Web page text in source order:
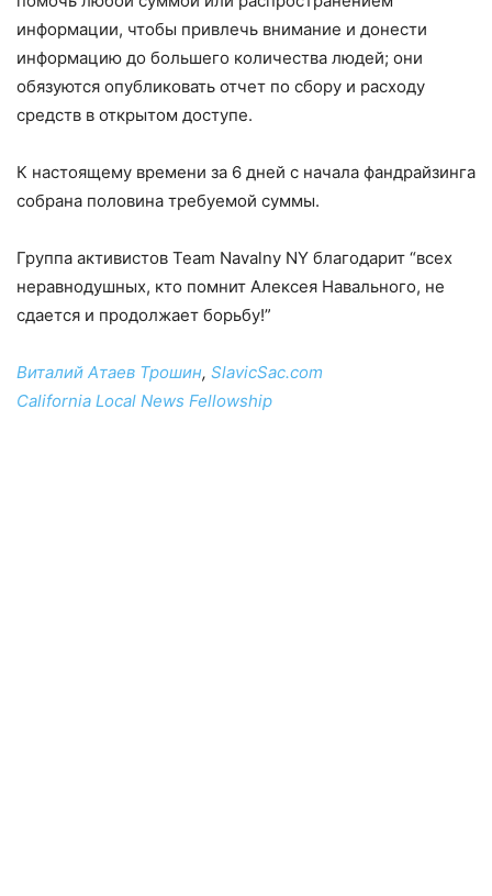
информации, чтобы привлечь внимание и донести
информацию до большего количества людей; они
обязуются опубликовать отчет по сбору и расходу
средств в открытом доступе.
К настоящему времени за 6 дней с начала фандрайзинга
собрана половина требуемой суммы.
Группа активистов Team Navalny NY благодарит “всех
неравнодушных, кто помнит Алексея Навального, не
сдается и продолжает борьбу!”
Виталий Атаев Трошин, SlavicSac.com
California Local News Fellowship